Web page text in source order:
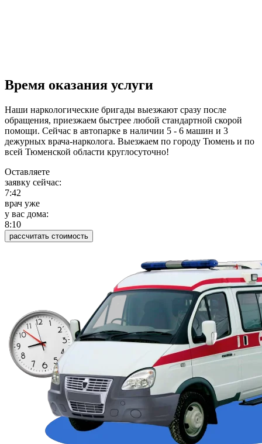
Время оказания услуги
Наши наркологические бригады выезжают сразу после
обращения, приезжаем быстрее любой стандартной скорой
помощи. Сейчас в автопарке в наличии 5 - 6 машин и 3
дежурных врача-нарколога. Выезжаем по городу Тюмень и по
всей Тюменской области круглосуточно!
Оставляете
заявку сейчас:
7:42
врач уже
у вас дома:
8:10
рассчитать стоимость